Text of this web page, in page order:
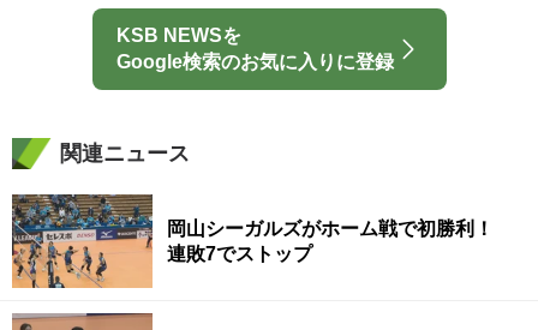
KSB NEWSを
Google検索のお気に入りに登録
関連ニュース
岡山シーガルズがホーム戦で初勝利！
連敗7でストップ